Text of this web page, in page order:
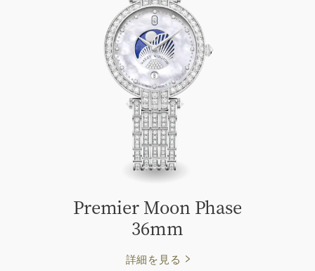
Premier Moon Phase
36mm
詳細を見る